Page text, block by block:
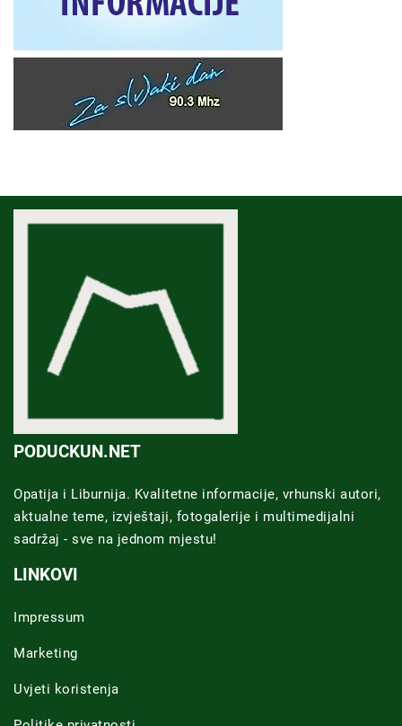
PODUCKUN.NET
Opatija i Liburnija. Kvalitetne informacije, vrhunski autori,
aktualne teme, izvještaji, fotogalerije i multimedijalni
sadržaj - sve na jednom mjestu!
LINKOVI
Impressum
Marketing
Uvjeti koristenja